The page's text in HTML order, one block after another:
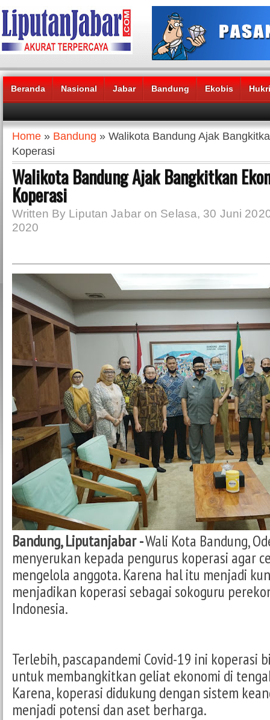
Beranda Nasional Jabar Bandung Ekobis
Headlines News :
Home » Bandung » Walikota Bandung Ajak
Koperasi
Walikota Bandung Ajak Bangkitkan
Koperasi
Written By Liputan Jabar on Selasa, 30 Juni
2020
Bandung, Liputanjabar -Wali Kota Bandung,
menyerukan kepada pengurus koperasi agar
mengelola anggota. Karena hal itu menjadi
menjadikan koperasi sebagai sokoguru
Indonesia.
Terlebih, pascapandemi Covid-19 ini koperasi
untuk membangkitkan geliat ekonomi di
Karena, koperasi didukung dengan sistem
menjadi potensi dan aset berharga.